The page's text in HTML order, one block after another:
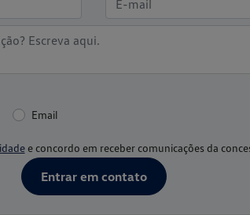
Email
e concordo em receber comunicações da
Entrar em contato